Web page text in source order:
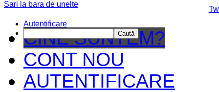
CINE SUNTEM?
CONT NOU
AUTENTIFICARE
Sari la bara de unelte
Autentificare
Caută